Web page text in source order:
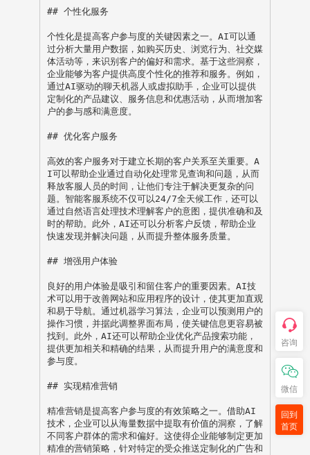
人工智能行业运用平台
人工智能游戏应用平台
## 个性化服务
个性化是提高客户参与度的关键因素之一。AI可以通
过分析大量用户数据，如购买历史、浏览行为、社交媒
体活动等，来识别客户的偏好和需求。基于这些洞察，
企业能够为客户提供高度个性化的推荐和服务。例如，
通过AI驱动的聊天机器人或虚拟助手，企业可以提供
定制化的产品建议、服务信息和优惠活动，从而增加客
户的参与感和满意度。
## 优化客户服务
高效的客户服务对于建立长期的客户关系至关重要。A
I可以帮助企业通过自动化处理常见查询和问题，从而
释放客服人员的时间，让他们专注于解决更复杂的问
题。智能客服系统不仅可以24/7全天候工作，还可以
通过自然语言处理技术理解客户的意图，提供准确和及
时的帮助。此外，AI还可以分析客户反馈，帮助企业
快速发现并解决问题，从而提升整体服务质量。
## 增强用户体验
良好的用户体验是吸引和留住客户的重要因素。AI技
术可以用于改善网站和应用程序的设计，使其更加直观
和易于导航。通过机器学习算法，企业可以预测用户的
操作习惯，并据此调整界面布局，使关键信息更容易被
找到。此外，AI还可以帮助企业优化产品搜索功能，
提供更加相关和精确的结果，从而提升用户的满意度和
参与度。
## 实现精准营销
精准营销是提高客户参与度的有效策略之一。借助AI
技术，企业可以从海量数据中提取有价值的洞察，了解
不同客户群体的需求和偏好。这使得企业能够制定更加
精准的营销策略，针对特定的受众推送定制化的广告和
咨询
微信
回到
首页